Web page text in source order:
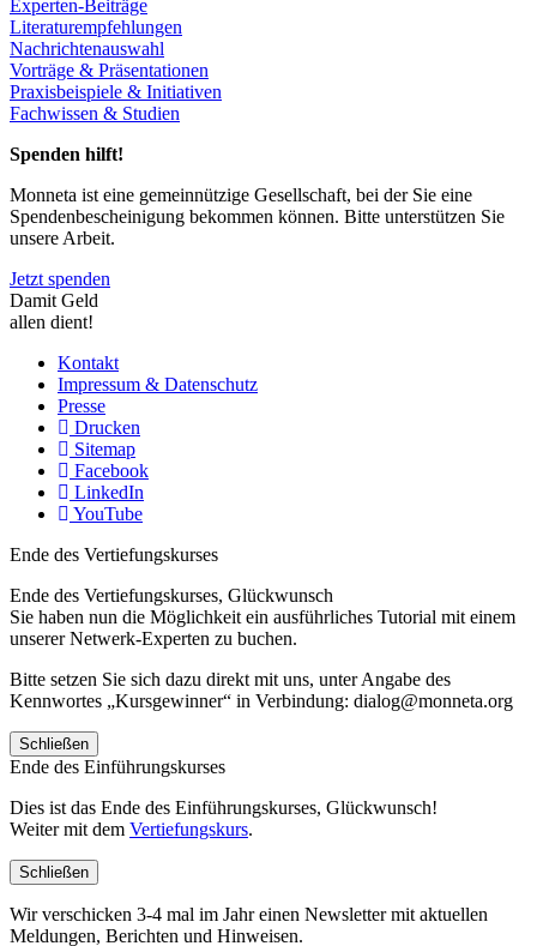
Experten-Beiträge
Literaturempfehlungen
Nachrichtenauswahl
Vorträge & Präsentationen
Praxisbeispiele & Initiativen
Fachwissen & Studien
Spenden hilft!
Monneta ist eine gemeinnützige Gesellschaft, bei der Sie eine
Spendenbescheinigung bekommen können. Bitte unterstützen Sie
unsere Arbeit.
Jetzt spenden
Damit Geld
allen dient!
Kontakt
Impressum & Datenschutz
Presse
Drucken
Sitemap
Facebook
LinkedIn
YouTube
Ende des Vertiefungskurses
Ende des Vertiefungskurses, Glückwunsch
Sie haben nun die Möglichkeit ein ausführliches Tutorial mit einem
unserer Netwerk-Experten zu buchen.
Bitte setzen Sie sich dazu direkt mit uns, unter Angabe des
Kennwortes „Kursgewinner“ in Verbindung: dialog@monneta.org
Schließen
Ende des Einführungskurses
Dies ist das Ende des Einführungskurses, Glückwunsch!
Weiter mit dem Vertiefungskurs.
Schließen
Wir verschicken 3-4 mal im Jahr einen Newsletter mit aktuellen
Meldungen, Berichten und Hinweisen.